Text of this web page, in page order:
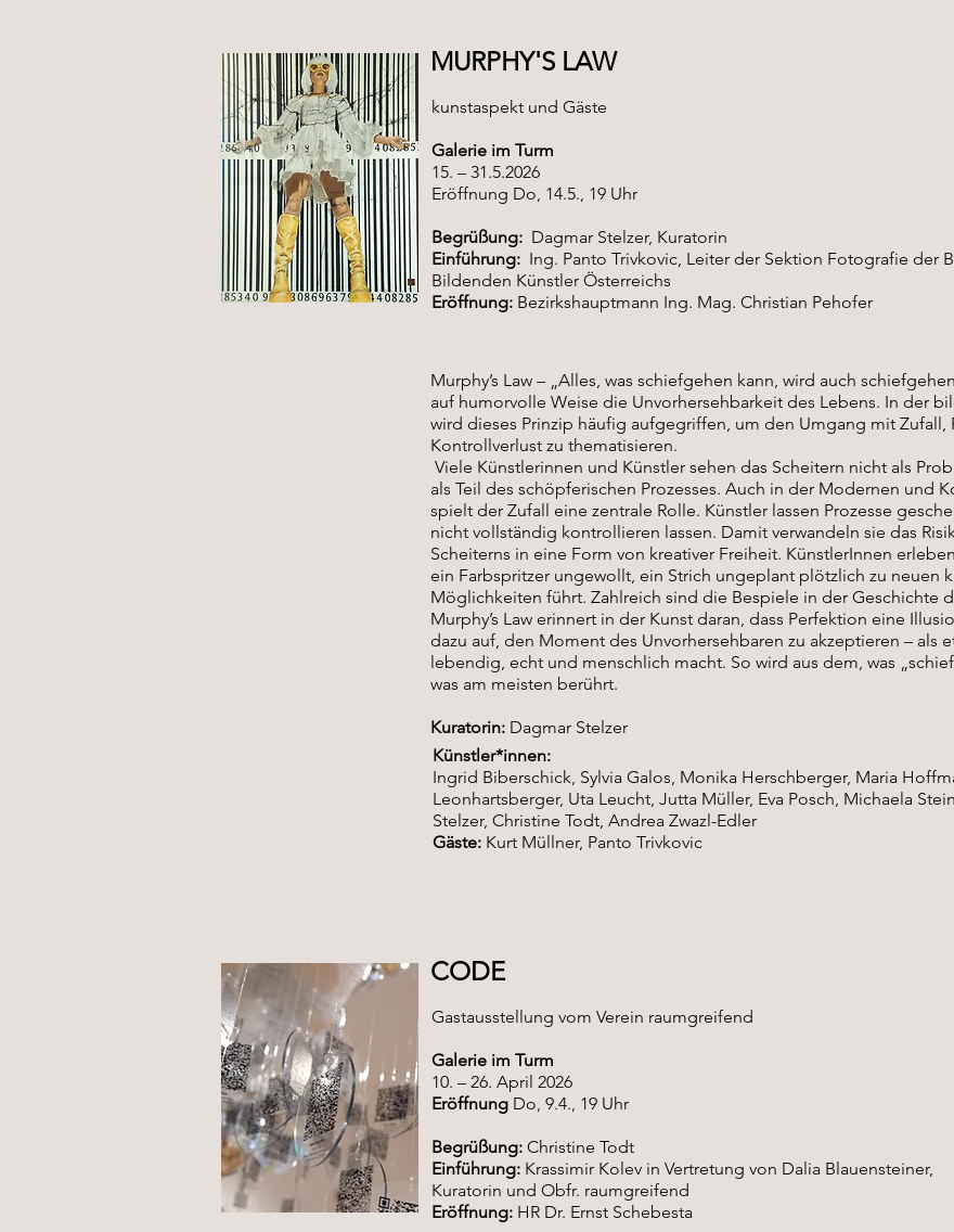
MURPHY'S LAW
kunstaspekt und Gäste
Galerie im Turm
15. – 31.5.2026
Eröffnung Do, 14.5., 19 Uhr
Begrüßung: Dagmar Stelzer, Kuratorin
Einführung: Ing. Panto Trivkovic, Leiter der Sektion Fotografie der
Bildenden Künstler Österreichs
Eröffnung:Bezirkshauptmann Ing. Mag. Christian Pehofer
Murphy’s Law – „Alles, was schiefgehen kann, wird auch
auf humorvolle Weise die Unvorhersehbarkeit des Lebens. In der
wird dieses Prinzip häufig aufgegriffen, um den Umgang mit Zufall,
Kontrollverlust zu thematisieren.
Viele Künstlerinnen und Künstler sehen das Scheitern nicht als
als Teil des schöpferischen Prozesses. Auch in der Modernen und
spielt der Zufall eine zentrale Rolle. Künstler lassen Prozesse
nicht vollständig kontrollieren lassen. Damit verwandeln sie das
Scheiterns in eine Form von kreativer Freiheit. KünstlerInnen
ein Farbspritzer ungewollt, ein Strich ungeplant plötzlich zu neuen
Möglichkeiten führt. Zahlreich sind die Bespiele in der Geschichte
Murphy’s Law erinnert in der Kunst daran, dass Perfektion eine
dazu auf, den Moment des Unvorhersehbaren zu akzeptieren – als
lebendig, echt und menschlich macht. So wird aus dem, was
was am meisten berührt.
Kuratorin: Dagmar Stelzer
Künstler*innen:
Ingrid Biberschick, Sylvia Galos, Monika Herschberger, Maria
Leonhartsberger, Uta Leucht, Jutta Müller, Eva Posch, Michaela
Stelzer, Christine Todt, Andrea Zwazl-Edler
Gäste: Kurt Müllner, Panto Trivkovic
CODE
Gastausstellung vom Verein raumgreifend
Galerie im Turm
10. – 26. April 2026
EröffnungDo, 9.4., 19 Uhr
Begrüßung:Christine Todt
Einführung: Krassimir Kolev in Vertretung von Dalia Blauensteiner,
Kuratorin und Obfr. raumgreifend
Eröffnung:HR Dr. Ernst Schebesta